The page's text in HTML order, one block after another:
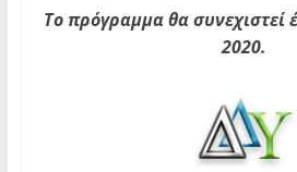
Το πρόγραμμα θα συνεχιστεί
2020.